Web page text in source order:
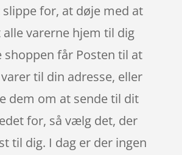
for, at døje med at
varerne hjem til dig
shoppen får Posten til at
til din adresse, eller
dem om at sende til dit
for, så vælg det, der
til dig. I dag er der ingen